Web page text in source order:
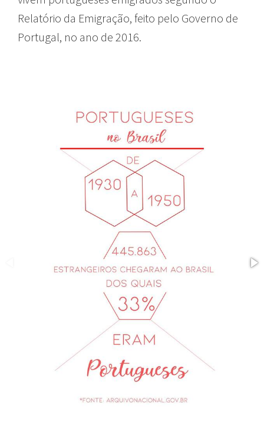
Relatório da Emigração, feito pelo Governo de
Portugal, no ano de 2016.